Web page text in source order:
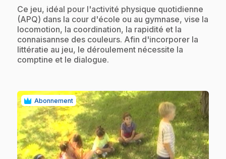
.Ce jeu, idéal pour l'activité physique quotidienne
(APQ) dans la cour d'école ou au gymnase, vise la
locomotion, la coordination, la rapidité et la
connaisannse des couleurs. Afin d'incorporer la
littératie au jeu, le déroulement nécessite la
comptine et le dialogue.
Abonnement